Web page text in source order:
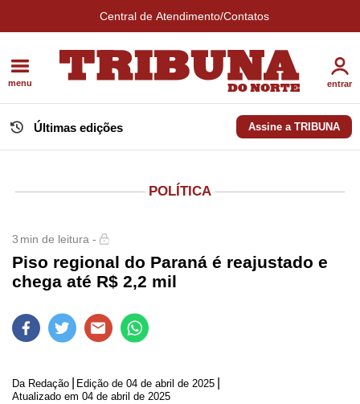
Central de Atendimento/Contatos
menu entrar
Últimas edições Assine a TRIBUNA
POLÍTICA
3 min de leitura -
Piso regional do Paraná é reajustado e
chega até R$ 2,2 mil
Da Redação Edição de 04 de abril de 2025
Atualizado em 04 de abril de 2025